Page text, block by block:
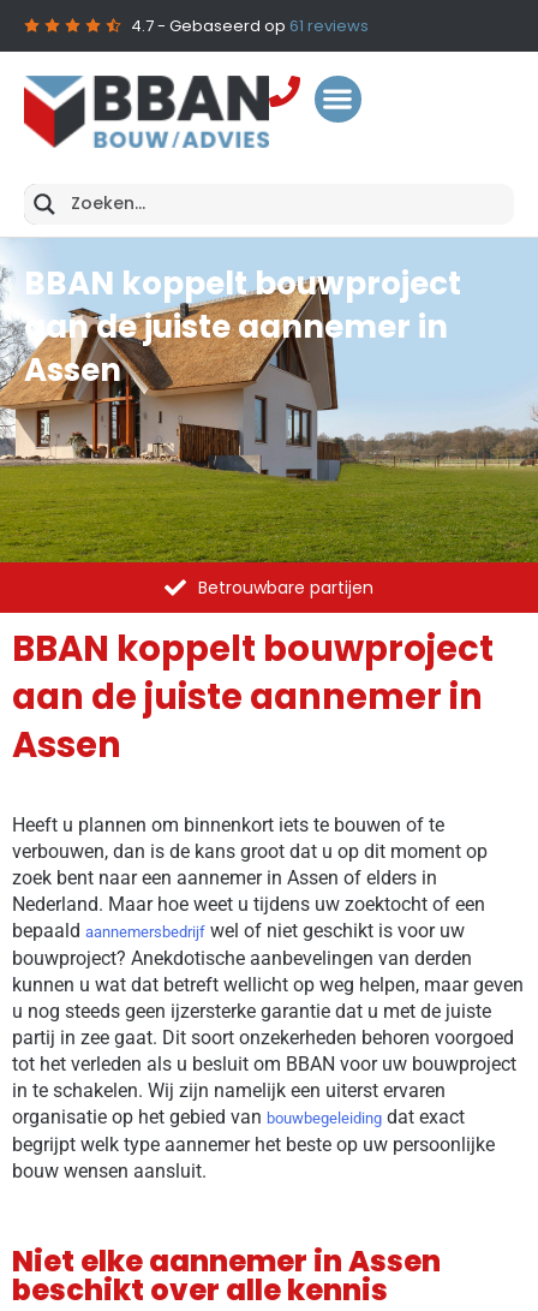
4.7- Gebaseerd op 61 reviews
BBAN koppelt bouwproject
aan de juiste aannemer in
Assen
Betrouwbare partijen
BBAN koppelt bouwproject
aan de juiste aannemer in
Assen
Heeft u plannen om binnenkort iets te bouwen of te
verbouwen, dan is de kans groot dat u op dit moment op
zoek bent naar een aannemer in Assen of elders in
Nederland. Maar hoe weet u tijdens uw zoektocht of een
bepaald aannemersbedrijf wel of niet geschikt is voor uw
bouwproject? Anekdotische aanbevelingen van derden
kunnen u wat dat betreft wellicht op weg helpen, maar geven
u nog steeds geen ijzersterke garantie dat u met de juiste
partij in zee gaat. Dit soort onzekerheden behoren voorgoed
tot het verleden als u besluit om BBAN voor uw bouwproject
in te schakelen. Wij zijn namelijk een uiterst ervaren
organisatie op het gebied van bouwbegeleiding dat exact
begrijpt welk type aannemer het beste op uw persoonlijke
bouw wensen aansluit.
Niet elke aannemer in Assen
beschikt over alle kennis